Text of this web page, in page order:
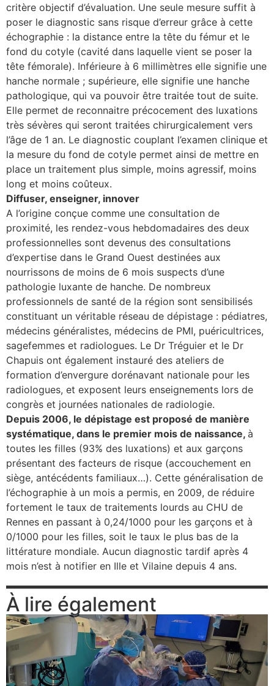
critère objectif d’évaluation. Une seule mesure suffit à
poser le diagnostic sans risque d’erreur grâce à cette
échographie : la distance entre la tête du fémur et le
fond du cotyle (cavité dans laquelle vient se poser la
tête fémorale). Inférieure à 6 millimètres elle signifie une
hanche normale ; supérieure, elle signifie une hanche
pathologique, qui va pouvoir être traitée tout de suite.
Elle permet de reconnaitre précocement des luxations
très sévères qui seront traitées chirurgicalement vers
l’âge de 1 an. Le diagnostic couplant l’examen clinique et
la mesure du fond de cotyle permet ainsi de mettre en
place un traitement plus simple, moins agressif, moins
long et moins coûteux.
Diffuser, enseigner, innover
A l’origine conçue comme une consultation de
proximité, les rendez-vous hebdomadaires des deux
professionnelles sont devenus des consultations
d’expertise dans le Grand Ouest destinées aux
nourrissons de moins de 6 mois suspects d’une
pathologie luxante de hanche. De nombreux
professionnels de santé de la région sont sensibilisés
constituant un véritable réseau de dépistage : pédiatres,
médecins généralistes, médecins de PMI, puéricultrices,
sagefemmes et radiologues. Le Dr Tréguier et le Dr
Chapuis ont également instauré des ateliers de
formation d’envergure dorénavant nationale pour les
radiologues, et exposent leurs enseignements lors de
congrès et journées nationales de radiologie.
Depuis 2006, le dépistage est proposé de manière
systématique, dans le premier mois de naissance, à
toutes les filles (93% des luxations) et aux garçons
présentant des facteurs de risque (accouchement en
siège, antécédents familiaux…). Cette généralisation de
l’échographie à un mois a permis, en 2009, de réduire
fortement le taux de traitements lourds au CHU de
Rennes en passant à 0,24/1000 pour les garçons et à
0/1000 pour les filles, soit le taux le plus bas de la
littérature mondiale. Aucun diagnostic tardif après 4
mois n’est à notifier en Ille et Vilaine depuis 4 ans.
À lire également